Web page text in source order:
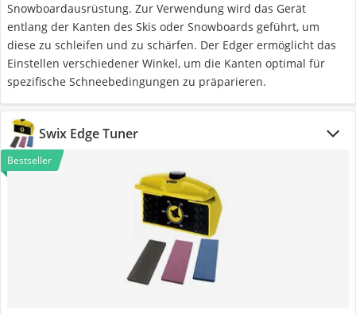
Snowboardausrüstung. Zur Verwendung wird das Gerät
entlang der Kanten des Skis oder Snowboards geführt, um
diese zu schleifen und zu schärfen. Der Edger ermöglicht das
Einstellen verschiedener Winkel, um die Kanten optimal für
spezifische Schneebedingungen zu präparieren.
Swix Edge Tuner
Bestseller